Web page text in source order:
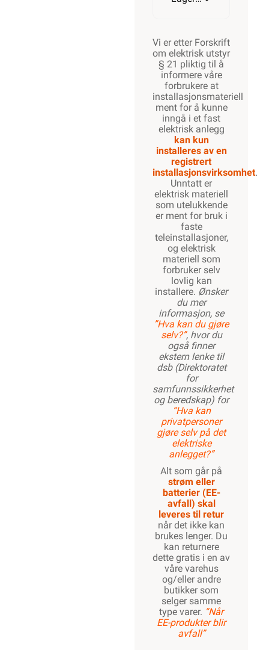
Vi er etter Forskrift
om elektrisk utstyr
§ 21 pliktig til å
informere våre
forbrukere at
installasjonsmateriell
ment for å kunne
inngå i et fast
elektrisk anlegg
kan kun
installeres av en
registrert
installasjonsvirksomhet.
Unntatt er
elektrisk materiell
som utelukkende
er ment for bruk i
faste
teleinstallasjoner,
og elektrisk
materiell som
forbruker selv
lovlig kan
installere. Ønsker
du mer
informasjon, se
”Hva kan du gjøre
selv?”, hvor du
også finner
ekstern lenke til
dsb (Direktoratet
for
samfunnssikkerhet
og beredskap) for
“Hva kan
privatpersoner
gjøre selv på det
elektriske
anlegget?”
Alt som går på
strøm eller
batterier (EE-
avfall) skal
leveres til retur
når det ikke kan
brukes lenger. Du
kan returnere
dette gratis i en av
våre varehus
og/eller andre
butikker som
selger samme
type varer. “Når
EE-produkter blir
avfall”